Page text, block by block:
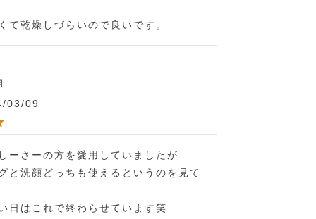
て乾燥しづらいので良いです。
03/09
ーさーの方を愛用していましたが
と洗顔どっちも使えるというのを見て
日はこれで終わらせています笑